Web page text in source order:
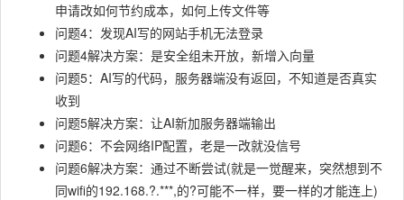
申请改如何节约成本，如何上传文件等
问题4：发现AI写的网站手机无法登录
问题4解决方案：是安全组未开放，新增入向量
问题5：AI写的代码，服务器端没有返回，不知道是否真实
收到
问题5解决方案：让AI新加服务器端输出
问题6：不会网络IP配置，老是一改就没信号
问题6解决方案：通过不断尝试(就是一觉醒来，突然想到不
同wifi的192.168.?.***,的?可能不一样，要一样的才能连上)